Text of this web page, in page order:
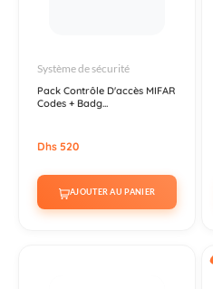
Système de sécurité
Pack Contrôle D'accès MIFAR
Codes + Badg...
Dhs 520
AJOUTER AU PANIER